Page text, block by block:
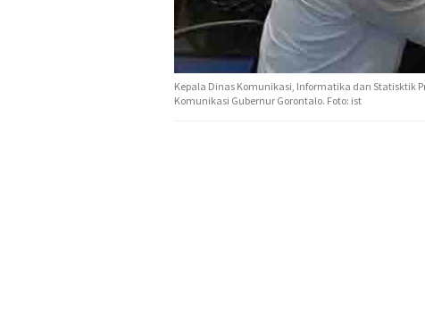
Kepala Dinas Komunikasi, Informatika dan Statisktik
Komunikasi Gubernur Gorontalo. Foto: ist